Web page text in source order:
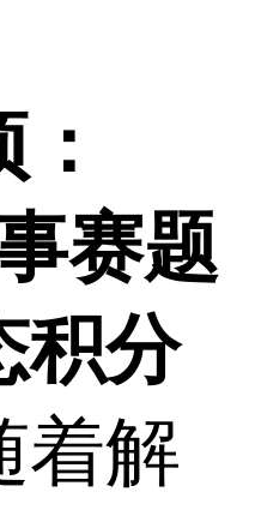
赛题
积分
着解